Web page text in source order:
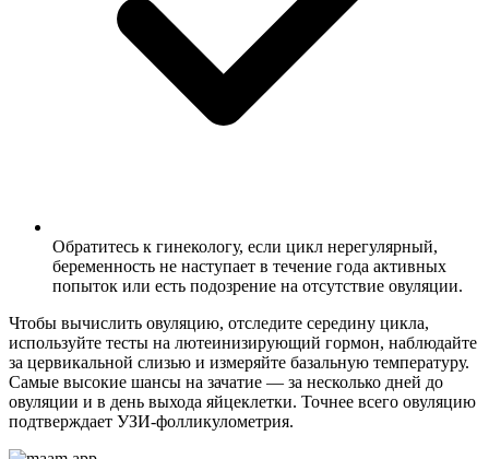
Обратитесь к гинекологу, если цикл нерегулярный,
беременность не наступает в течение года активных
попыток или есть подозрение на отсутствие овуляции.
Чтобы вычислить овуляцию, отследите середину цикла,
используйте тесты на лютеинизирующий гормон, наблюдайте
за цервикальной слизью и измеряйте базальную температуру.
Самые высокие шансы на зачатие — за несколько дней до
овуляции и в день выхода яйцеклетки. Точнее всего овуляцию
подтверждает УЗИ-фолликулометрия.